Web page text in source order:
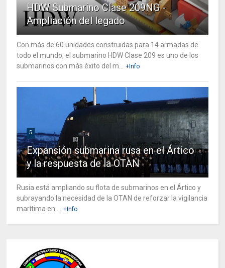
HDW Submarino Clase 209NG -
Ampliación del legado
Con más de 60 unidades construidas para 14 armadas de
todo el mundo, el submarino HDW Clase 209 es uno de los
submarinos con más éxito del m...
+Info
5
Expansión submarina rusa en el Ártico
y la respuesta de la OTAN
Rusia está ampliando su flota de submarinos en el Ártico y
subrayando la necesidad de la OTAN de reforzar la vigilancia
marítima en ...
+Info